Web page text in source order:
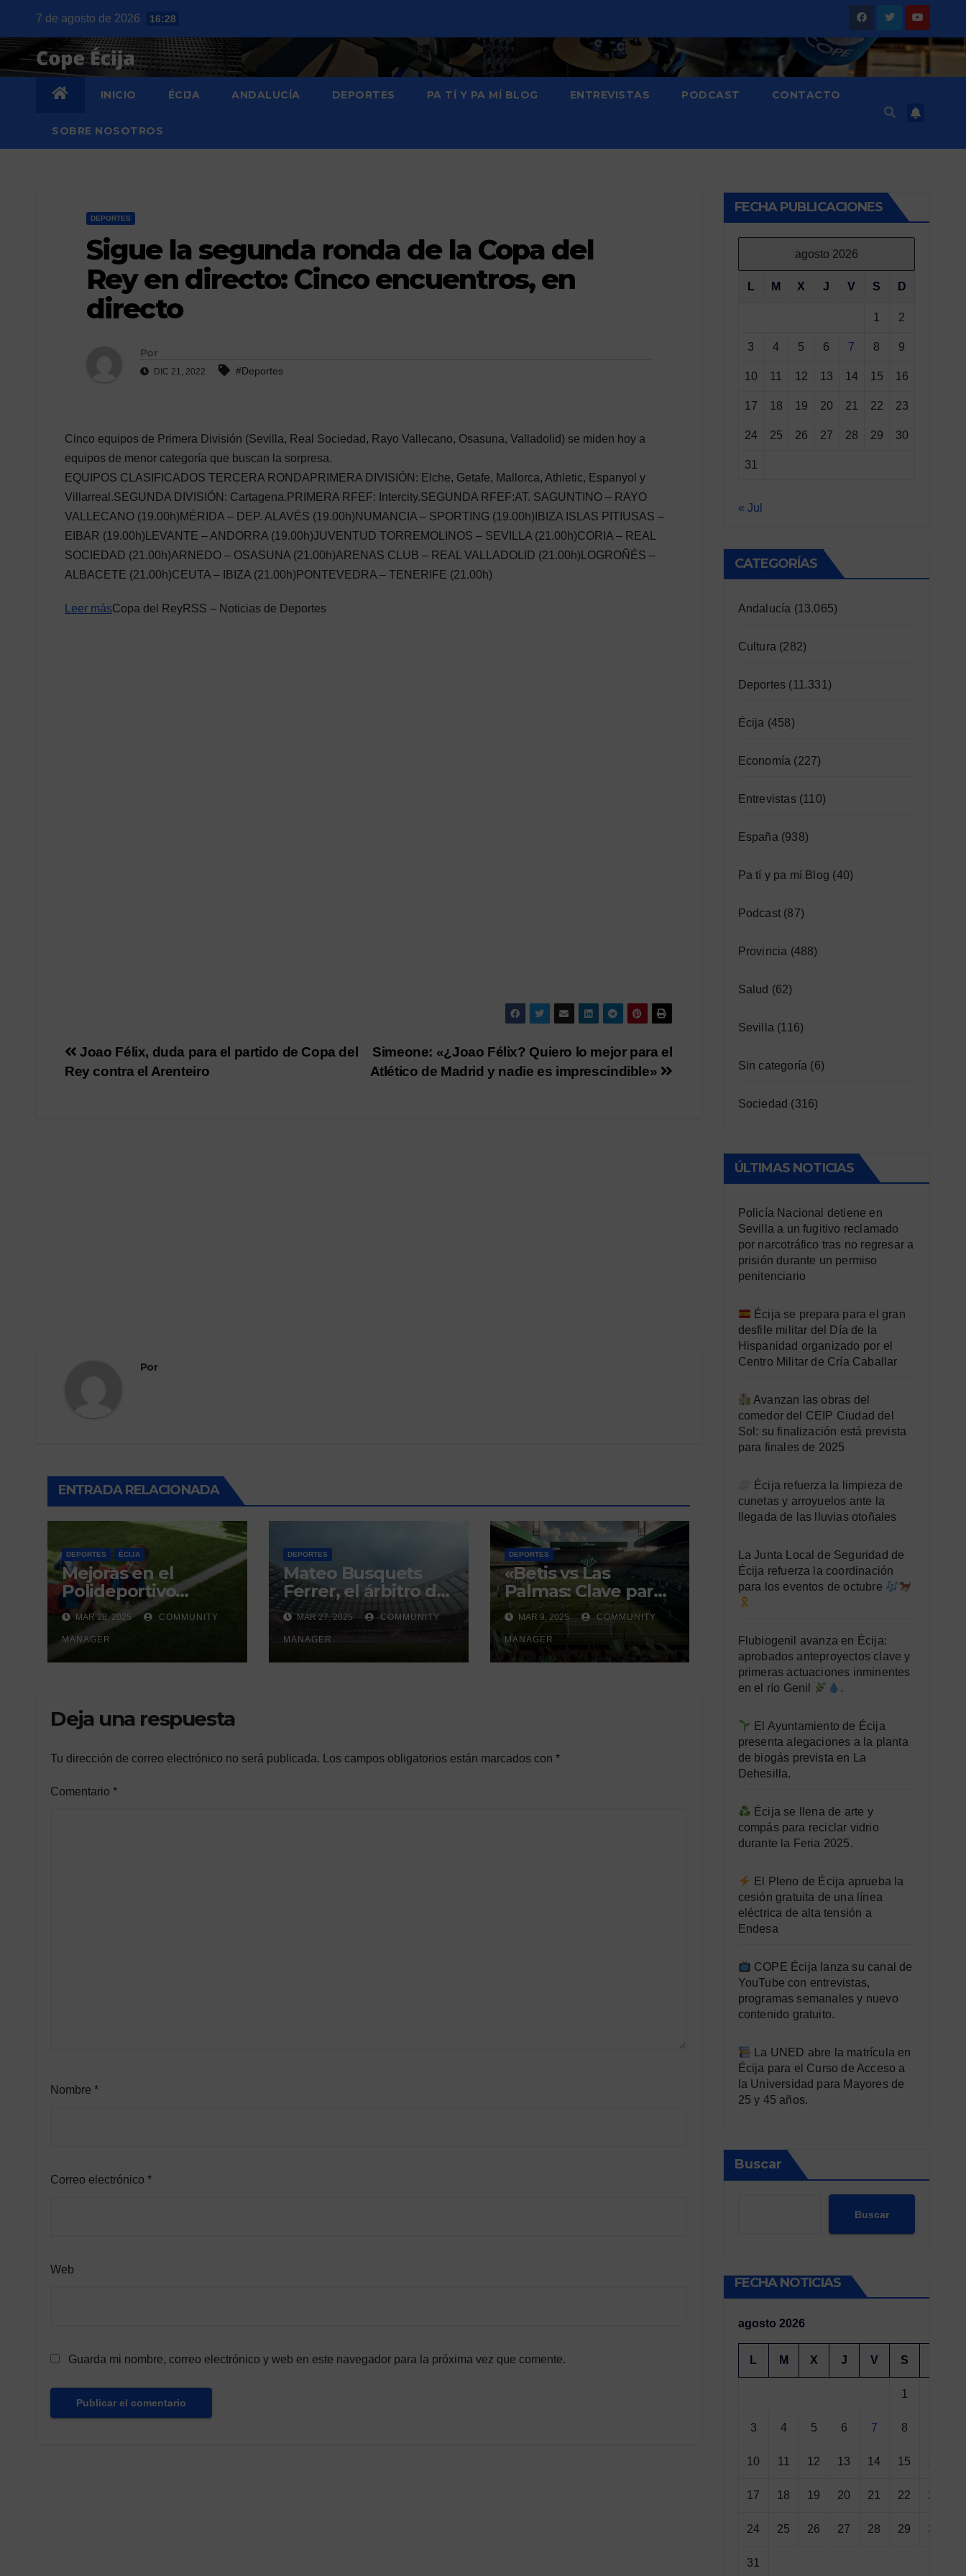
contenido
7 de agosto de 2026 16:28
INICIO ÉCIJA ANDALUCÍA DEPORTES PA TÍ Y PA MÍ BLOG ENTREVISTAS PODCAST CONTACTO
SOBRE NOSOTROS
DEPORTES
Sigue la segunda ronda de la Copa del
Rey en directo: Cinco encuentros, en
directo
Por
DIC 21, 2022 #Deportes
Cinco equipos de Primera División (Sevilla, Real Sociedad, Rayo Vallecano, Osasuna, Valladolid) se miden hoy a
equipos de menor categoría que buscan la sorpresa.
EQUIPOS CLASIFICADOS TERCERA RONDAPRIMERA DIVISIÓN: Elche, Getafe, Mallorca, Athletic, Espanyol y
Villarreal.SEGUNDA DIVISIÓN: Cartagena.PRIMERA RFEF: Intercity.SEGUNDA RFEF:AT. SAGUNTINO – RAYO
VALLECANO (19.00h)MÉRIDA – DEP. ALAVÉS (19.00h)NUMANCIA – SPORTING (19.00h)IBIZA ISLAS PITIUSAS –
EIBAR (19.00h)LEVANTE – ANDORRA (19.00h)JUVENTUD TORREMOLINOS – SEVILLA (21.00h)CORIA – REAL
SOCIEDAD (21.00h)ARNEDO – OSASUNA (21.00h)ARENAS CLUB – REAL VALLADOLID (21.00h)LOGROÑÉS –
ALBACETE (21.00h)CEUTA – IBIZA (21.00h)PONTEVEDRA – TENERIFE (21.00h)
Leer másCopa del ReyRSS – Noticias de Deportes
Navegación
de
Simeone: «¿Joao Félix? Quiero lo mejor para el
Atlético de Madrid y nadie es imprescindible»
Joao Félix, duda para el partido de Copa del
Rey contra el Arenteiro
Por
ENTRADA RELACIONADA
DEPORTES ÉCIJA
Mejoras en el
Polideportivo
Municipal del Valle
de Écija:
Renovación y
Mantenimiento
MAR 28, 2025 COMMUNITY
MANAGER
DEPORTES
Mateo Busquets
Ferrer, el árbitro del
derbi sevillano con
un historial que
genera debate
MAR 27, 2025 COMMUNITY
MANAGER
DEPORTES
«Betis vs Las
Palmas: Clave para
la Europa
Conference
League»
MAR 9, 2025 COMMUNITY
MANAGER
Deja una respuesta
Tu dirección de correo electrónico no será publicada. Los campos obligatorios están marcados con *
Comentario *
Nombre *
Correo electrónico *
Web
Guarda mi nombre, correo electrónico y web en este navegador para la próxima vez que comente.
FECHA PUBLICACIONES
agosto 2026
L M X J V S D
1 2
3 4 5 6 7 8 9
10 11 12 13 14 15 16
17 18 19 20 21 22 23
24 25 26 27 28 29 30
31
« Jul
CATEGORÍAS
Andalucía (13.065)
Cultura (282)
Deportes (11.331)
Écija (458)
Economía (227)
Entrevistas(110)
España (938)
Pa tí y pa mí Blog (40)
Podcast(87)
Provincia (488)
Salud (62)
Sevilla (116)
Sin categoría (6)
Sociedad (316)
ÚLTIMAS NOTICIAS
Policía Nacional detiene en
Sevilla a un fugitivo reclamado
por narcotráfico tras no regresar a
prisión durante un permiso
penitenciario
Écija se prepara para el gran
desfile militar del Día de la
Hispanidad organizado por el
Centro Militar de Cría Caballar
Avanzan las obras del
comedor del CEIP Ciudad del
Sol: su finalización está prevista
para finales de 2025
Écija refuerza la limpieza de
cunetas y arroyuelos ante la
llegada de las lluvias otoñales
La Junta Local de Seguridad de
Écija refuerza la coordinación
para los eventos de octubre
Flubiogenil avanza en Écija:
aprobados anteproyectos clave y
primeras actuaciones inminentes
en el río Genil
.
El Ayuntamiento de Écija
presenta alegaciones a la planta
de biogás prevista en La
Dehesilla.
Écija se llena de arte y
compás para reciclar vidrio
durante la Feria 2025.
El Pleno de Écija aprueba la
cesión gratuita de una línea
eléctrica de alta tensión a
Endesa
COPE Écija lanza su canal de
YouTube con entrevistas,
programas semanales y nuevo
contenido gratuito.
La UNED abre la matrícula en
Écija para el Curso de Acceso a
la Universidad para Mayores de
25 y 45 años.
Buscar
Buscar
FECHA NOTICIAS
agosto 2026
L M X J V S
1
3 4 5 6 7 8
10 11 12 13 14 15 16
17 18 19 20 21 22 23
24 25 26 27 28 29 30
31